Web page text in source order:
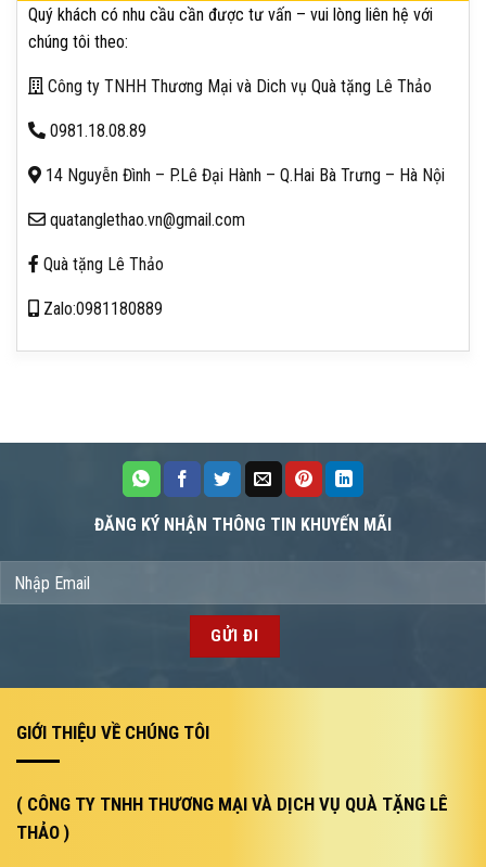
Quý khách có nhu cầu cần được tư vấn – vui lòng liên hệ với
chúng tôi theo:
Công ty TNHH Thương Mại và Dich vụ Quà tặng Lê Thảo
0981.18.08.89
14 Nguyễn Đình – P.Lê Đại Hành – Q.Hai Bà Trưng – Hà Nội
quatanglethao.vn@gmail.com
Quà tặng Lê Thảo
Zalo:0981180889
ĐĂNG KÝ NHẬN THÔNG TIN KHUYẾN MÃI
GIỚI THIỆU VỀ CHÚNG TÔI
( CÔNG TY TNHH THƯƠNG MẠI VÀ DỊCH VỤ QUÀ TẶNG LÊ
THẢO )